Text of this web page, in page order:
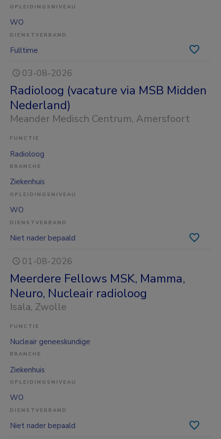
OPLEIDINGSNIVEAU
WO
DIENSTVERBAND
Fulltime
03-08-2026
Radioloog (vacature via MSB Midden
Nederland)
Meander Medisch Centrum, Amersfoort
FUNCTIE
Radioloog
BRANCHE
Ziekenhuis
OPLEIDINGSNIVEAU
WO
DIENSTVERBAND
Niet nader bepaald
01-08-2026
Meerdere Fellows MSK, Mamma,
Neuro, Nucleair radioloog
Isala, Zwolle
FUNCTIE
Nucleair geneeskundige
BRANCHE
Ziekenhuis
OPLEIDINGSNIVEAU
WO
DIENSTVERBAND
Niet nader bepaald